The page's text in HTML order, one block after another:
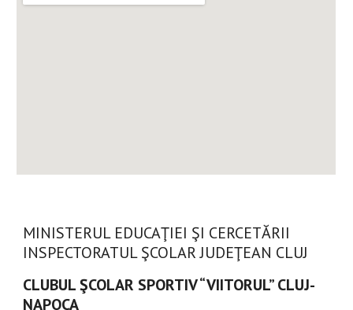
MINISTERUL EDUCAŢIEI ŞI CERCETĂRII
INSPECTORATUL ŞCOLAR JUDEŢEAN CLUJ
CLUBUL ŞCOLAR SPORTIV “VIITORUL” CLUJ-
NAPOCA